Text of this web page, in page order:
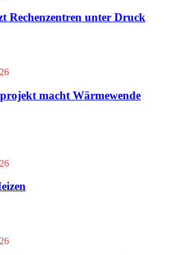
Rechenzentren unter Druck
macht Wärmewende